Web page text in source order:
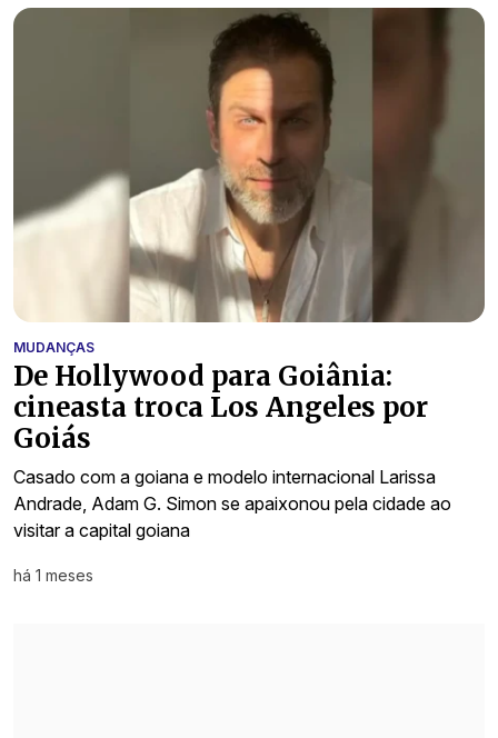
MUDANÇAS
De Hollywood para Goiânia:
cineasta troca Los Angeles por
Goiás
Casado com a goiana e modelo internacional Larissa
Andrade, Adam G. Simon se apaixonou pela cidade ao
visitar a capital goiana
há 1 meses